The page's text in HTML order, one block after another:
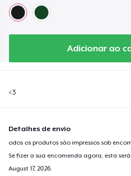
Adicionar ao
<3
Detalhes de envio
odos os produtos são impressos sob
Se fizer a sua encomenda agora, esta
August 17, 2026